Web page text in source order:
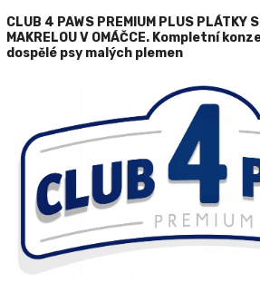
CLUB 4 PAWS PREMIUM PLUS PLÁTKY
MAKRELOU V OMÁČCE. Kompletní
dospělé psy malých plemen